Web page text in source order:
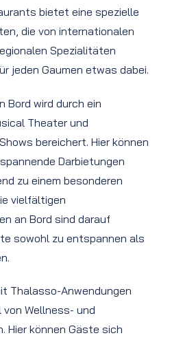
bietet eine spezielle
die von internationalen
Spezialitäten
jeden Gaumen etwas dabei.
Bord wird durch ein
Theater und
bereichert. Hier können
Darbietungen
zu einem besonderen
vielfältigen
an Bord sind darauf
sowohl zu entspannen als
Thalasso-Anwendungen
Wellness- und
Hier können Gäste sich